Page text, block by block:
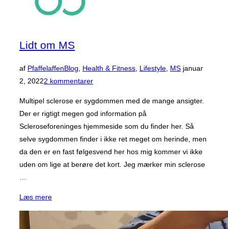
Keto
igen”
Lidt om MS
af PfaffelaffenBlog Health & Fitness Lifestyle MSUdgivet
januar
2, 20222 kommentarer
Multipel sclerose er sygdommen med de mange ansigter.
Der er rigtigt megen god information på
Scleroseforeninges hjemmeside som du finder her. Så
selve sygdommen finder i ikke ret meget om herinde, men
da den er en fast følgesvend her hos mig kommer vi ikke
uden om lige at berøre det kort. Jeg mærker min sclerose
Læs mere“Lidt
om